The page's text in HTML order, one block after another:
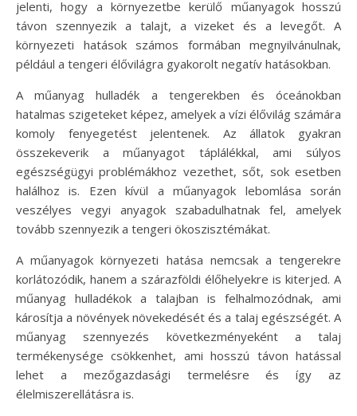
jelenti, hogy a környezetbe kerülő műanyagok hosszú
távon szennyezik a talajt, a vizeket és a levegőt. A
környezeti hatások számos formában megnyilvánulnak,
például a tengeri élővilágra gyakorolt negatív hatásokban.
A műanyag hulladék a tengerekben és óceánokban
hatalmas szigeteket képez, amelyek a vízi élővilág számára
komoly fenyegetést jelentenek. Az állatok gyakran
összekeverik a műanyagot táplálékkal, ami súlyos
egészségügyi problémákhoz vezethet, sőt, sok esetben
halálhoz is. Ezen kívül a műanyagok lebomlása során
veszélyes vegyi anyagok szabadulhatnak fel, amelyek
tovább szennyezik a tengeri ökoszisztémákat.
A műanyagok környezeti hatása nemcsak a tengerekre
korlátozódik, hanem a szárazföldi élőhelyekre is kiterjed. A
műanyag hulladékok a talajban is felhalmozódnak, ami
károsítja a növények növekedését és a talaj egészségét. A
műanyag szennyezés következményeként a talaj
termékenysége csökkenhet, ami hosszú távon hatással
lehet a mezőgazdasági termelésre és így az
élelmiszerellátásra is.